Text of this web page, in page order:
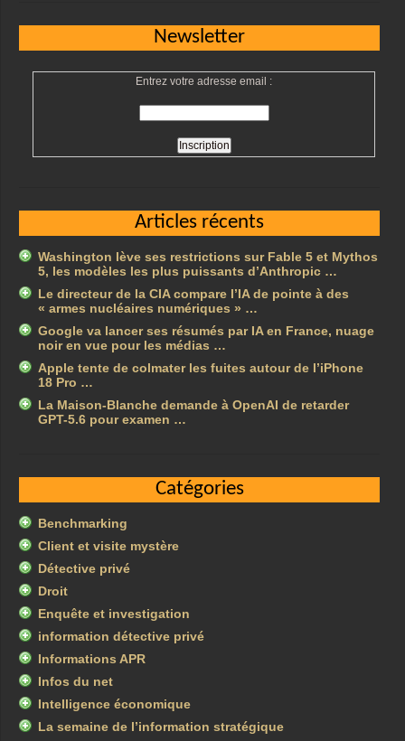
Newsletter
Entrez votre adresse email :
Articles récents
Washington lève ses restrictions sur Fable 5 et Mythos
5, les modèles les plus puissants d’Anthropic …
Le directeur de la CIA compare l’IA de pointe à des
« armes nucléaires numériques » …
Google va lancer ses résumés par IA en France, nuage
noir en vue pour les médias …
Apple tente de colmater les fuites autour de l’iPhone
18 Pro …
La Maison-Blanche demande à OpenAI de retarder
GPT-5.6 pour examen …
Catégories
Benchmarking
Client et visite mystère
Détective privé
Droit
Enquête et investigation
information détective privé
Informations APR
Infos du net
Intelligence économique
La semaine de l’information stratégique